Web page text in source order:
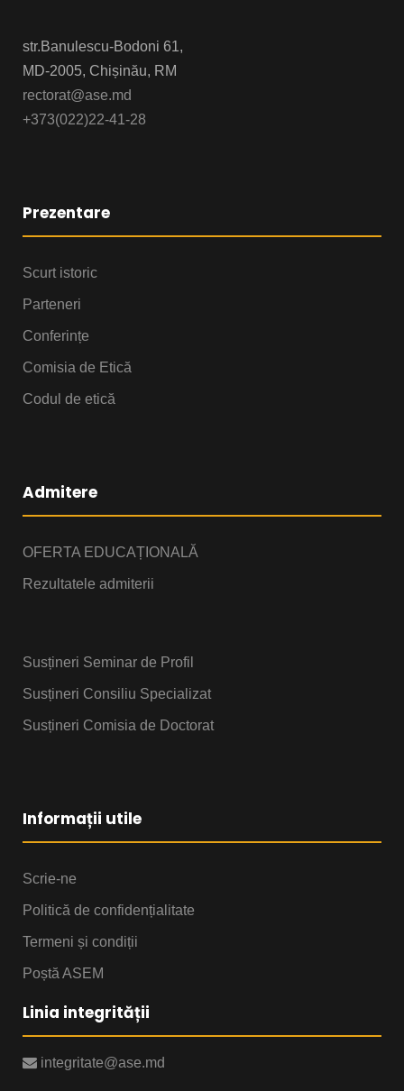
str.Banulescu-Bodoni 61,
MD-2005, Chișinău, RM
rectorat@ase.md
+373(022)22-41-28
Prezentare
Scurt istoric
Parteneri
Conferințe
Comisia de Etică
Codul de etică
Admitere
OFERTA EDUCAȚIONALĂ
Rezultatele admiterii
Susțineri Seminar de Profil
Susțineri Consiliu Specializat
Susțineri Comisia de Doctorat
Informații utile
Scrie-ne
Politică de confidențialitate
Termeni și condiții
Poștă ASEM
Linia integrității
integritate@ase.md